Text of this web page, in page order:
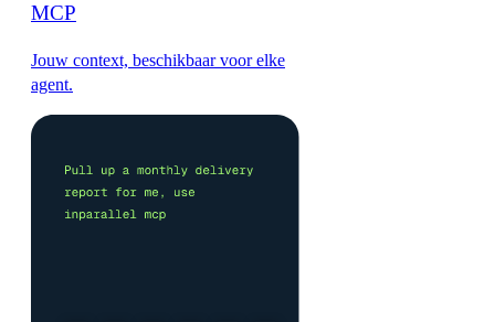
MCP
Jouw context, beschikbaar voor elke
agent.